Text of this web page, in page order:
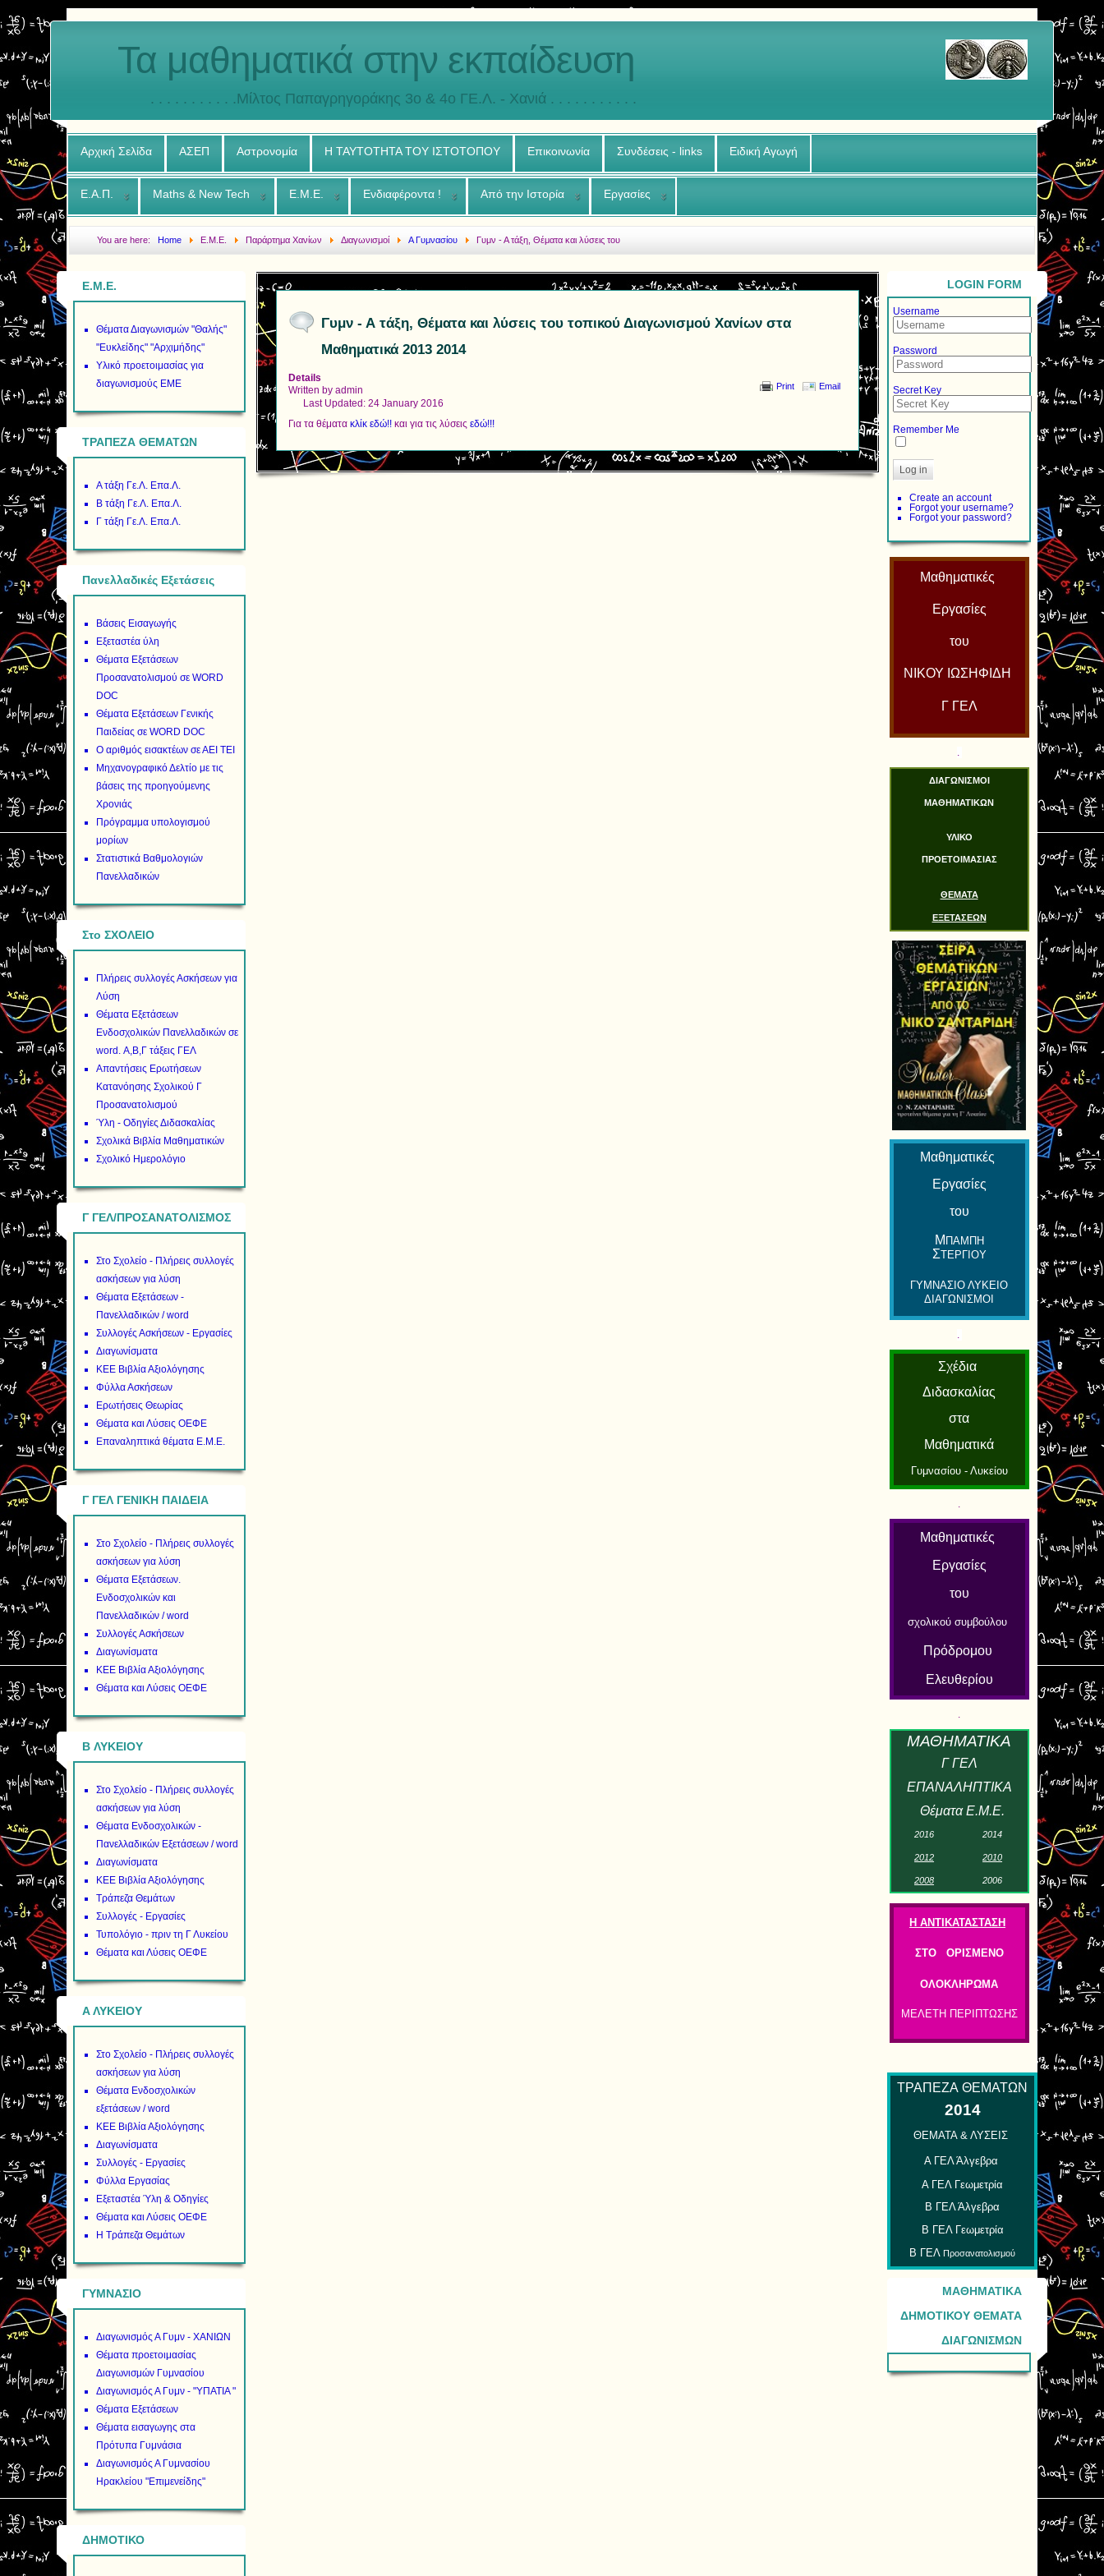
Τα μαθηματικά στην εκπαίδευση
. . . . . . . . . . .Μίλτος Παπαγρηγοράκης 3o & 4ο ΓΕ.Λ. - Χανιά . . . . . . . . . . .
Αρχική Σελίδα ΑΣΕΠ Αστρονομία Η ΤΑΥΤΟΤΗΤΑ ΤΟΥ ΙΣΤΟΤΟΠΟΥ Επικοινωνία Συνδέσεις - links Ειδική Αγωγή
Ε.Α.Π. Maths & New Tech Ε.Μ.Ε. Ενδιαφέροντα ! Από την Ιστορία Εργασίες
You are here:Home Ε.Μ.Ε. Παράρτημα Χανίων Διαγωνισμοί Α Γυμνασίου
Γυμν - Α τάξη, Θέματα και λύσεις του
τοπικού Διαγωνισμού Χανίων στα Μαθηματικά 2013 2014
Ε.Μ.Ε.
Θέματα Διαγωνισμών "Θαλής"
"Ευκλείδης" "Αρχιμήδης"
Υλικό προετοιμασίας για
διαγωνισμούς ΕΜΕ
ΤΡΑΠΕΖΑ ΘΕΜΑΤΩΝ
Α τάξη Γε.Λ. Επα.Λ.
Β τάξη Γε.Λ. Επα.Λ.
Γ τάξη Γε.Λ. Επα.Λ.
Πανελλαδικές Εξετάσεις
Βάσεις Εισαγωγής
Εξεταστέα ύλη
Θέματα Εξετάσεων
Προσανατολισμού σε WORD
DOC
Θέματα Εξετάσεων Γενικής
Παιδείας σε WORD DOC
Ο αριθμός εισακτέων σε ΑΕΙ ΤΕΙ
Μηχανογραφικό Δελτίο με τις
βάσεις της προηγούμενης
Χρονιάς
Πρόγραμμα υπολογισμού
μορίων
Στατιστικά Βαθμολογιών
Πανελλαδικών
Στο ΣΧΟΛΕΙΟ
Πλήρεις συλλογές Ασκήσεων για
Λύση
Θέματα Εξετάσεων
Ενδοσχολικών Πανελλαδικών σε
word. Α,Β,Γ τάξεις ΓΕΛ
Απαντήσεις Ερωτήσεων
Κατανόησης Σχολικού Γ
Προσανατολισμού
Ύλη - Οδηγίες Διδασκαλίας
Σχολικά Βιβλία Μαθηματικών
Σχολικό Ημερολόγιο
Γ ΓΕΛ/ΠΡΟΣΑΝΑΤΟΛΙΣΜΟΣ
Στο Σχολείο - Πλήρεις συλλογές
ασκήσεων για λύση
Θέματα Εξετάσεων -
Πανελλαδικών / word
Συλλογές Ασκήσεων - Εργασίες
Διαγωνίσματα
ΚΕΕ Βιβλία Αξιολόγησης
Φύλλα Ασκήσεων
Ερωτήσεις Θεωρίας
Θέματα και Λύσεις ΟΕΦΕ
Επαναληπτικά θέματα Ε.Μ.Ε.
Γ ΓΕΛ ΓΕΝΙΚΗ ΠΑΙΔΕΙΑ
Στο Σχολείο - Πλήρεις συλλογές
ασκήσεων για λύση
Θέματα Εξετάσεων.
Ενδοσχολικών και
Πανελλαδικών / word
Συλλογές Ασκήσεων
Διαγωνίσματα
ΚΕΕ Βιβλία Αξιολόγησης
Θέματα και Λύσεις ΟΕΦΕ
B ΛΥΚΕΙΟΥ
Στο Σχολείο - Πλήρεις συλλογές
ασκήσεων για λύση
Θέματα Ενδοσχολικών -
Πανελλαδικών Εξετάσεων / word
Διαγωνίσματα
ΚΕΕ Βιβλία Αξιολόγησης
Τράπεζα Θεμάτων
Συλλογές - Εργασίες
Τυπολόγιο - πριν τη Γ Λυκείου
Θέματα και Λύσεις ΟΕΦΕ
Α ΛΥΚΕΙΟΥ
Στο Σχολείο - Πλήρεις συλλογές
ασκήσεων για λύση
Θέματα Ενδοσχολικών
εξετάσεων / word
ΚΕΕ Βιβλία Αξιολόγησης
Διαγωνίσματα
Συλλογές - Εργασίες
Φύλλα Εργασίας
Εξεταστέα Ύλη & Οδηγίες
Θέματα και Λύσεις ΟΕΦΕ
Η Τράπεζα Θεμάτων
ΓΥΜΝΑΣΙΟ
Διαγωνισμός Α Γυμν - ΧΑΝΙΩΝ
Θέματα προετοιμασίας
Διαγωνισμών Γυμνασίου
Διαγωνισμός Α Γυμν - "ΥΠΑΤΙΑ "
Θέματα Εξετάσεων
Θέματα εισαγωγης στα
Πρότυπα Γυμνάσια
Διαγωνισμός Α Γυμνασίου
Ηρακλείου "Επιμενείδης"
ΔΗΜΟΤΙΚΟ
Γυμν - Α τάξη, Θέματα και λύσεις του τοπικού Διαγωνισμού Χανίων στα
Μαθηματικά 2013 2014
Print Email
Details
Written byadmin
Last Updated: 24 January 2016
Για τα θέματακλίκ εδώ!!και για τις λύσειςεδώ!!!
LOGIN FORM
Username
Password
Secret Key
Remember Me
Log in
Create an account
Forgot your username?
Forgot your password?
Μαθηματικές
Εργασίες
του
ΝΙΚΟΥ ΙΩΣΗΦΙΔΗ
Γ ΓΕΛ
.
ΔΙΑΓΩΝΙΣΜΟΙ
ΜΑΘΗΜΑΤΙΚΩΝ
ΥΛΙΚΟ
ΠΡΟΕΤΟΙΜΑΣΙΑΣ
ΘΕΜΑΤΑ
ΕΞΕΤΑΣΕΩΝ
Μαθηματικές
Εργασίες
του
Μ ΠΑΜΠΗ
ΣΤΕΡΓΙΟΥ
ΓΥΜΝΑΣΙΟ ΛΥΚΕΙΟ
ΔΙΑΓΩΝΙΣΜΟΙ
.
Σχέδια
Διδασκαλίας
στα
Μαθηματικά
Γυμνασίου - Λυκείου
.
Μαθηματικές
Εργασίες
του
σχολικού συμβούλου
Πρόδρομου
Ελευθερίου
.
ΜΑΘΗΜΑΤΙΚΑ
Γ ΓΕΛ
ΕΠΑΝΑΛΗΠΤΙΚΑ
Θέματα Ε.Μ.Ε.
2016 2014
2012 2010
2008 2006
Η ΑΝΤΙΚΑΤΑΣΤΑΣΗ
ΣΤΟ ΟΡΙΣΜΕΝΟ
ΟΛΟΚΛΗΡΩΜΑ
ΜΕΛΕΤΗ ΠΕΡΙΠΤΩΣΗΣ
ΤΡΑΠΕΖΑΘΕΜΑΤΩΝ
2014
ΘΕΜΑΤΑ & ΛΥΣΕΙΣ
Α ΓΕΛ Άλγεβρα
Α ΓΕΛ Γεωμετρία
Β ΓΕΛ Άλγεβρα
Β ΓΕΛ Γεωμετρία
Β ΓΕΛΠροσανατολισμού
ΜΑΘΗΜΑΤΙΚΑ
ΔΗΜΟΤΙΚΟΥ ΘΕΜΑΤΑ
ΔΙΑΓΩΝΙΣΜΩΝ